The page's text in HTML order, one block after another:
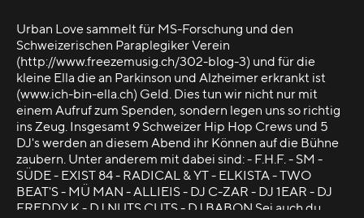
Urban Love sammelt für MS-Forschung und den
Schweizerischen Paraplegiker Verein
(http://www.freezemusig.ch/302-blog-3) und für die
kleine Ella die an Parkinson und Alzheimer erkrankt ist
(www.ich-bin-ella.ch) Geld. Dies tun wir nicht nur mit
einem Aufruf zum Spenden, sondern legen uns so richtig
ins Zeug. Insgesamt 9 Schweizer Hip Hop Crews und 5
DJ's werden an diesem Abend ihr Können auf die Bühne
zaubern. Unter anderem mit dabei sind: - F.H.F. - SM -
SÜDE - EXIST 84 - RADICAL & YT - ELKISTA - TWO
BEAT'S - MÜ MAN - ALLIEIS - DJ C-ZAR - DJ 1EAR - DJ
FREDDY K - DJ NUTS CUTS - DJ BABON Sei auch du